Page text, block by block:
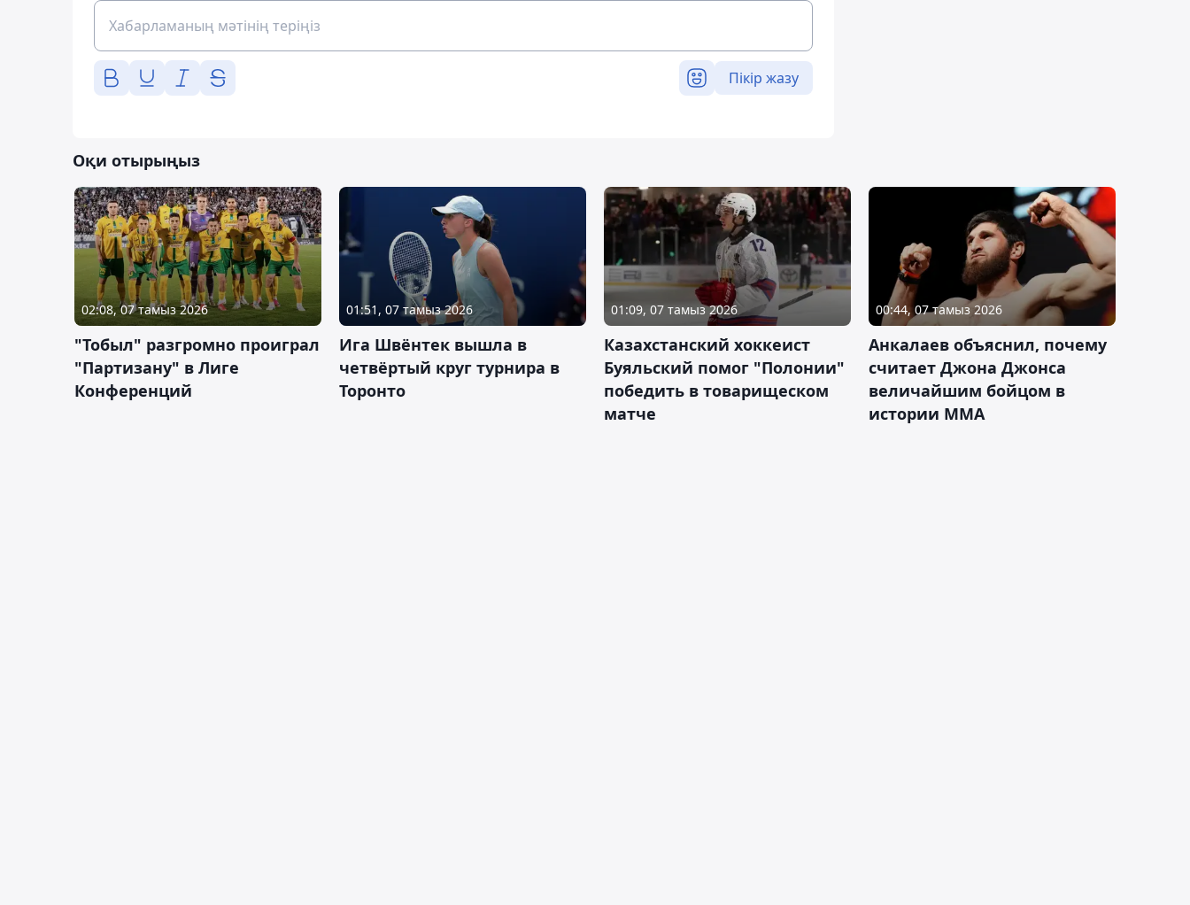
Пікір жазу
Оқи отырыңыз
02:08, 07 тамыз 2026
"Тобыл" разгромно проиграл
"Партизану" в Лиге
Конференций
01:51, 07 тамыз 2026
Ига Швёнтек вышла в
четвёртый круг турнира в
Торонто
01:09, 07 тамыз 2026
Казахстанский хоккеист
Буяльский помог "Полонии"
победить в товарищеском
матче
00:44, 07 тамыз 2026
Анкалаев объяснил, почему
считает Джона Джонса
величайшим бойцом в
истории ММА